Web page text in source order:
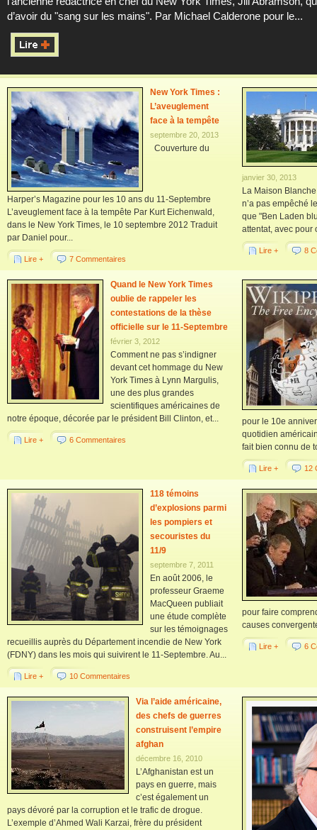
d’avoir du "sang sur les mains". Par Michael Calderone pour le...
New York Times :
L’aveuglement
face à la tempête
septembre 20, 2013
Couverture du
Harper’s Magazine pour les 10 ans du 11-Septembre
L’aveuglement face à la tempête Par Kurt Eichenwald,
dans le New York Times, le 10 septembre 2012 Traduit
par Daniel pour...
Lire + 7 Commentaires
janvier 30, 2013
La Maison
n’a pas empêché
que "Ben Laden
attentat, avec pour
Lire + 8
Quand le New York Times
oublie de rappeler les
contestations de la thèse
officielle sur le 11-Septembre
février 3, 2012
Comment ne pas s’indigner
devant cet hommage du New
York Times à Lynn Margulis,
une des plus grandes
scientifiques américaines de
notre époque, décorée par le président Bill Clinton, et...
Lire + 6 Commentaires
pour le 10e
quotidien
fait bien connu de
Lire + 12
118 témoins
d’explosions parmi
les pompiers et
secouristes du
11/9
septembre 7, 2011
En août 2006, le
professeur Graeme
MacQueen publiait
une étude complète
sur les témoignages
recueillis auprès du Département incendie de New York
(FDNY) dans les mois qui suivirent le 11-Septembre. Au...
Lire + 10 Commentaires
pour faire
causes
Lire + 6
Via l’aide américaine,
des chefs de guerres
construisent l’empire
afghan
décembre 16, 2010
L’Afghanistan est un
pays en guerre, mais
c’est également un
pays dévoré par la corruption et le trafic de drogue.
L’exemple d’Ahmed Wali Karzai, frère du président